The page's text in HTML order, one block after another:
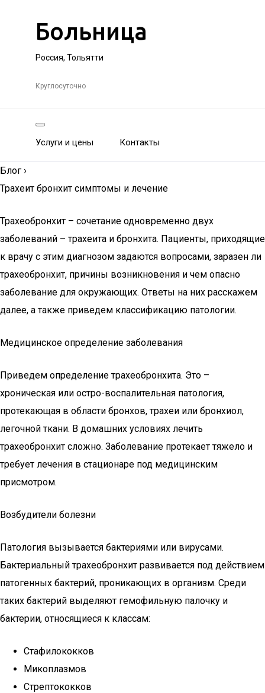
Больница
Россия, Тольятти
Круглосуточно
Услуги и цены Контакты
Блог ›
Трахеит бронхит симптомы и лечение
Трахеобронхит – сочетание одновременно двух
заболеваний – трахеита и бронхита. Пациенты, приходящие
к врачу с этим диагнозом задаются вопросами, заразен ли
трахеобронхит, причины возникновения и чем опасно
заболевание для окружающих. Ответы на них расскажем
далее, а также приведем классификацию патологии.
Медицинское определение заболевания
Приведем определение трахеобронхита. Это –
хроническая или остро-воспалительная патология,
протекающая в области бронхов, трахеи или бронхиол,
легочной ткани. В домашних условиях лечить
трахеобронхит сложно. Заболевание протекает тяжело и
требует лечения в стационаре под медицинским
присмотром.
Возбудители болезни
Патология вызывается бактериями или вирусами.
Бактериальный трахеобронхит развивается под действием
патогенных бактерий, проникающих в организм. Среди
таких бактерий выделяют гемофильную палочку и
бактерии, относящиеся к классам:
Стафилококков
Микоплазмов
Стрептококков